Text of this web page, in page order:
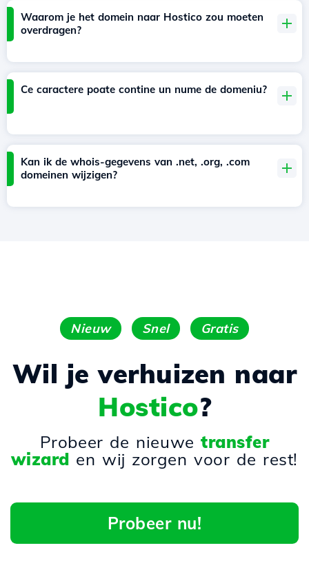
Waarom je het domein naar Hostico zou moeten
overdragen?
Ce caractere poate contine un nume de domeniu?
Kan ik de whois-gegevens van .net, .org, .com
domeinen wijzigen?
Nieuw Snel Gratis
Wil je verhuizen naar
Hostico?
Probeer de nieuwetransfer
wizard en wij zorgen voor de rest!
Probeer nu!